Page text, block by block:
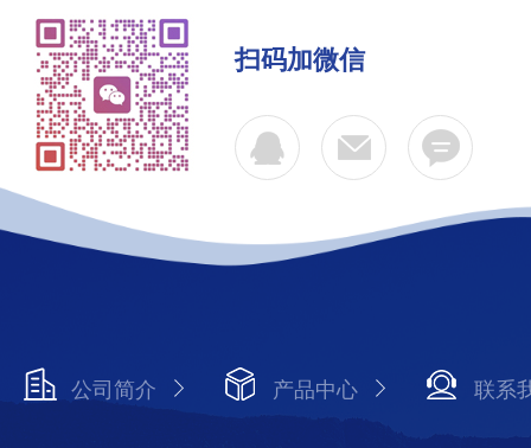
扫码加微信
公司简介 产品中心 联系